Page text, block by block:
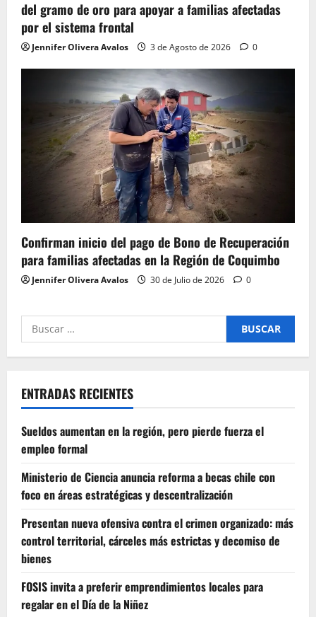
del gramo de oro para apoyar a familias afectadas
por el sistema frontal
Jennifer Olivera Avalos 3 de Agosto de 2026 0
Confirman inicio del pago de Bono de Recuperación
para familias afectadas en la Región de Coquimbo
Jennifer Olivera Avalos 30 de Julio de 2026 0
Buscar
por:
ENTRADAS RECIENTES
Sueldos aumentan en la región, pero pierde fuerza el
empleo formal
Ministerio de Ciencia anuncia reforma a becas chile con
foco en áreas estratégicas y descentralización
Presentan nueva ofensiva contra el crimen organizado: más
control territorial, cárceles más estrictas y decomiso de
bienes
FOSIS invita a preferir emprendimientos locales para
regalar en el Día de la Niñez